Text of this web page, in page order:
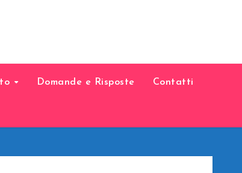
Domande e Risposte Contatti